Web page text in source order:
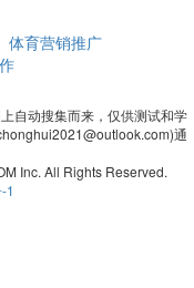
体育营销推广
自动搜集而来，仅供测试和学
通
Inc. All Rights Reserved.
1